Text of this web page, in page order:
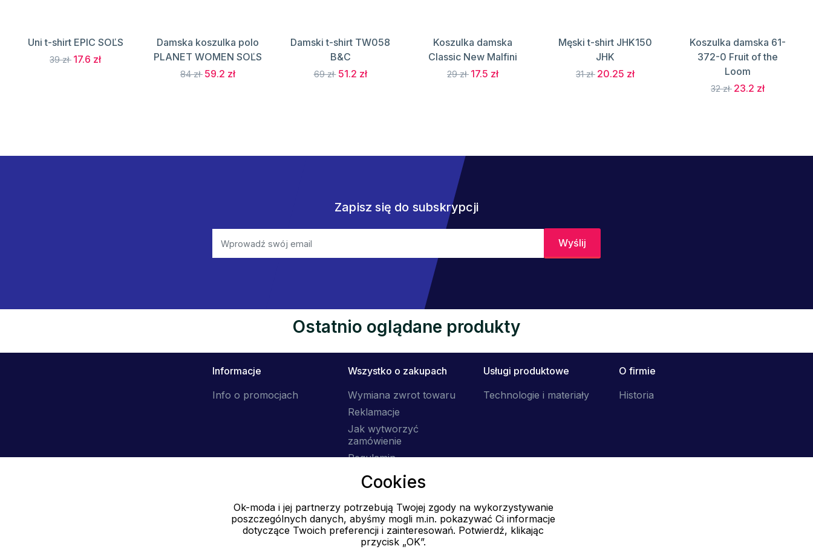
Uni t-shirt EPIC SOĽS
39 zł 17.6 zł
Damska koszulka polo
PLANET WOMEN SOĽS
84 zł 59.2 zł
Damski t-shirt TW058
B&C
69 zł 51.2 zł
Koszulka damska
Classic New Malfini
29 zł 17.5 zł
Męski t-shirt JHK150
JHK
31 zł 20.25 zł
Koszulka damska 61-
372-0 Fruit of the
Loom
32 zł 23.2 zł
Zapisz się do subskrypcji
Ostatnio oglądane produkty
Informacje
Info o promocjach
Wszystko o zakupach
Wymiana zwrot towaru
Reklamacje
Jak wytworzyć
zamówienie
Regulamin
Dostawa
Usługi produktowe
Technologie i materiały
O firmie
Historia
E-mail
Online
info@ok-moda.pl
Cookies
Ok-moda i jej partnerzy potrzebują Twojej zgody na wykorzystywanie
poszczególnych danych, abyśmy mogli m.in. pokazywać Ci informacje
dotyczące Twoich preferencji i zainteresowań. Potwierdź, klikając
przycisk „OK”.